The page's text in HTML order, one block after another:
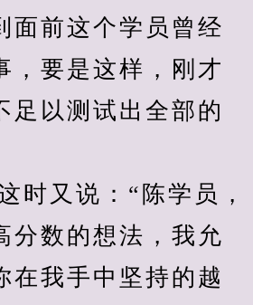
面前这个学员曾经
，要是这样，刚才
足以测试出全部的
又说：“陈学员，
分数的想法，我允
在我手中坚持的越